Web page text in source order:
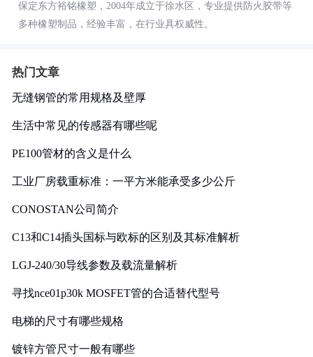
保定东方裕铭橡塑，2004年成立于徐水区，专业提供防火胶带等
多种橡塑制品，经验丰富，在行业具权威性。
热门文章
无缝钢管的常用规格及壁厚
生活中常见的传感器有哪些呢
PE100管材的含义是什么
工业厂房载重标准：一平方米能承受多少公斤
CONOSTAN公司简介
C13和C14插头国标与欧标的区别及其标准解析
LGJ-240/30导线参数及载流量解析
寻找nce01p30k MOSFET管的合适替代型号
电梯的尺寸有哪些规格
镀锌方管尺寸一般有哪些